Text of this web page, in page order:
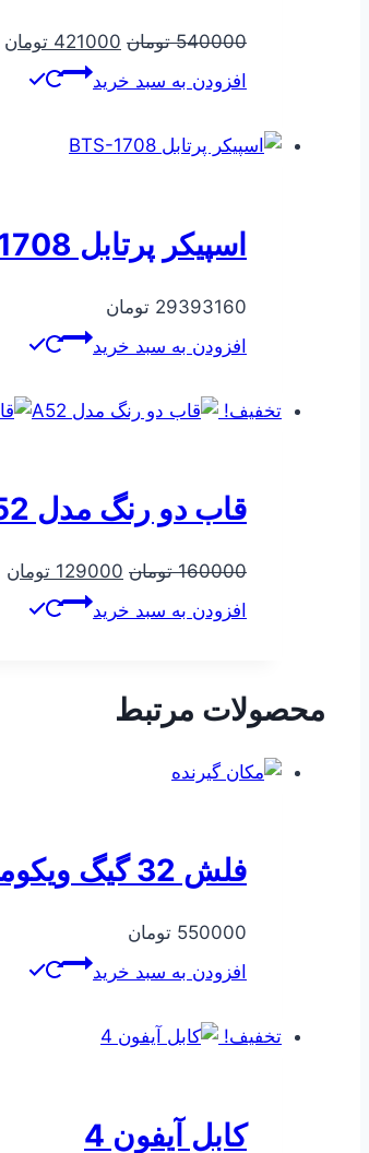
540000 تومان قیمت
اصلی
421000 تومان
افزودن به سبد خرید
اسپیکر پرتابل BTS-1708
29393160 تومان
افزودن به سبد خرید
تخفیف!
قاب دو رنگ مدل A52
160000 تومان قیمت
اصلی
129000 تومان
افزودن به سبد خرید
محصولات مرتبط
فلش 32 گیگ ویکومن VICCO
550000 تومان
افزودن به سبد خرید
تخفیف!
کابل آیفون 4